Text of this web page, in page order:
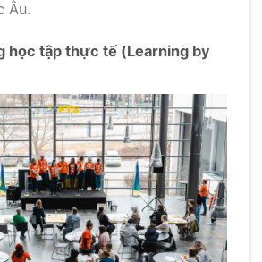
Âu.
học tập thực tế (Learning by